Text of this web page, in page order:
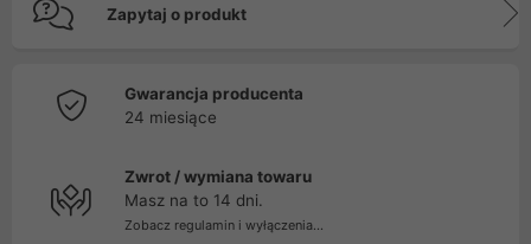
Zapytaj o produkt
Gwarancja producenta
24 miesiące
Zwrot / wymiana towaru
Masz na to 14 dni.
Zobacz regulamin i wyłączenia...